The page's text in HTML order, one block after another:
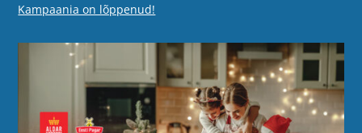
Kampaania on lõppenud!